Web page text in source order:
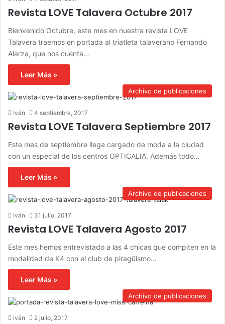
Revista LOVE Talavera Octubre 2017
Bienvenido Octubre, este mes en nuestra revista LOVE
Talavera traemos en portada al triatleta talaverano Fernando
Alarza, que nos cuenta…
Leer Más »
Archivo de publicaciones
Iván 4 septiembre, 2017
Revista LOVE Talavera Septiembre 2017
Este mes de septiembre llega cargado de moda a la ciudad
con un especial de los centros OPTICALIA. Además todo…
Leer Más »
Archivo de publicaciones
Iván 31 julio, 2017
Revista LOVE Talavera Agosto 2017
Este mes hemos entrevistado a las 4 chicas que compiten en la
modalidad de K4 con el club de piragüismo…
Leer Más »
Archivo de publicaciones
Iván 2 julio, 2017